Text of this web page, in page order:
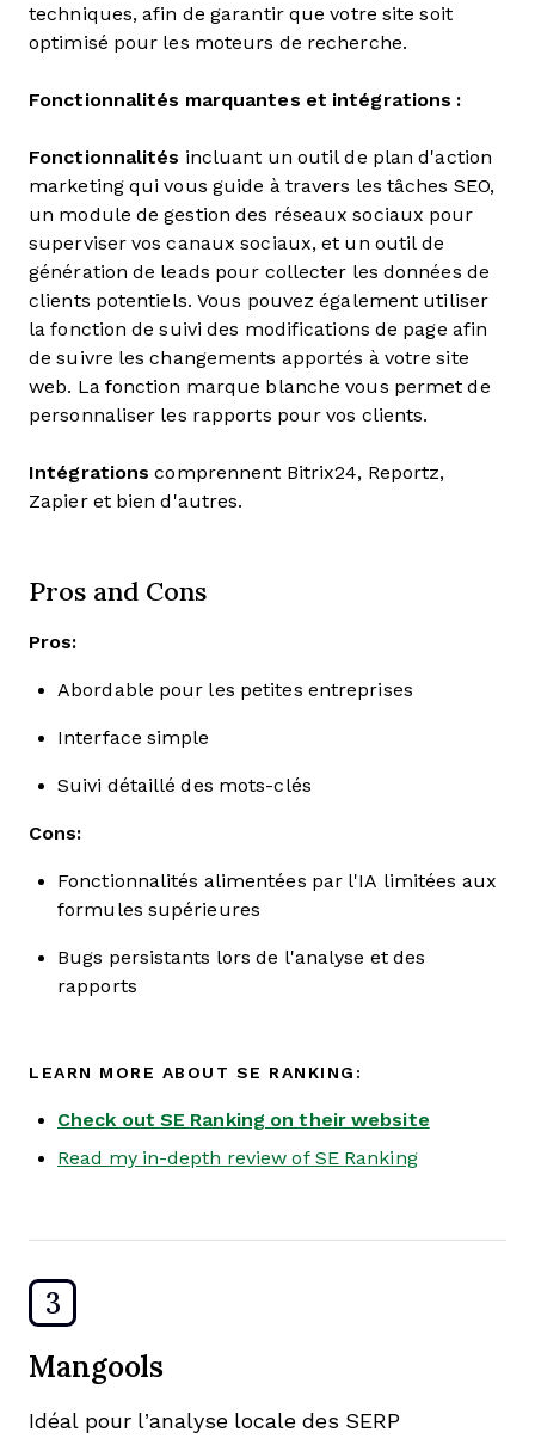
techniques, afin de garantir que votre site soit
optimisé pour les moteurs de recherche.
Fonctionnalités marquantes et intégrations :
Fonctionnalités incluant un outil de plan d'action
marketing qui vous guide à travers les tâches SEO,
un module de gestion des réseaux sociaux pour
superviser vos canaux sociaux, et un outil de
génération de leads pour collecter les données de
clients potentiels. Vous pouvez également utiliser
la fonction de suivi des modifications de page afin
de suivre les changements apportés à votre site
web. La fonction marque blanche vous permet de
personnaliser les rapports pour vos clients.
Intégrations comprennent Bitrix24, Reportz,
Zapier et bien d'autres.
Pros and Cons
Pros:
Abordable pour les petites entreprises
Interface simple
Suivi détaillé des mots-clés
Cons:
Fonctionnalités alimentées par l'IA limitées aux
formules supérieures
Bugs persistants lors de l'analyse et des
rapports
LEARN MORE ABOUT SE RANKING:
Check out SE Ranking on their website
Read my in-depth review of SE Ranking
3
Mangools
Idéal pour l’analyse locale des SERP